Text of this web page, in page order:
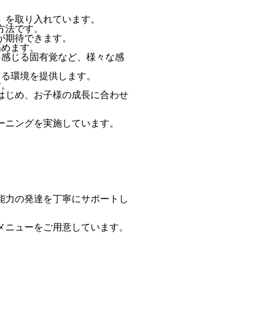
取り入れています。
です。
待できます。
ます。
じる固有覚など、様々な感
環境を提供します。
じめ、お子様の成長に合わせ
ングを実施しています。
力の発達を丁寧にサポートし
ューをご用意しています。